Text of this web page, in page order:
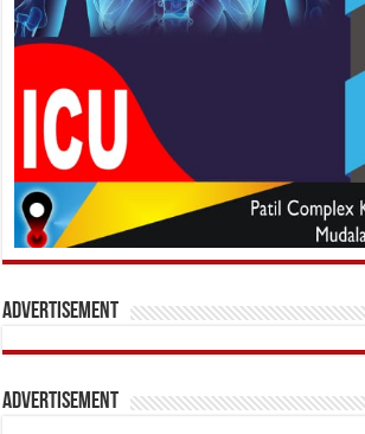
Advertisement
Advertisement